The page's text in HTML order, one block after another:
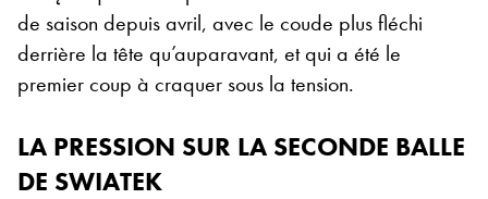
de saison depuis avril, avec le coude plus fléchi
derrière la tête qu’auparavant, et qui a été le
premier coup à craquer sous la tension.
LA PRESSION SUR LA SECONDE BALLE
DE SWIATEK